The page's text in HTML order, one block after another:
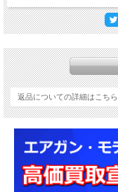
返品についての詳細はこちら